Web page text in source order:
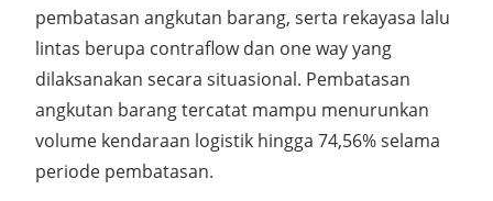
pembatasan angkutan barang, serta rekayasa lalu
lintas berupa contraflow dan one way yang
dilaksanakan secara situasional. Pembatasan
angkutan barang tercatat mampu menurunkan
volume kendaraan logistik hingga 74,56% selama
periode pembatasan.